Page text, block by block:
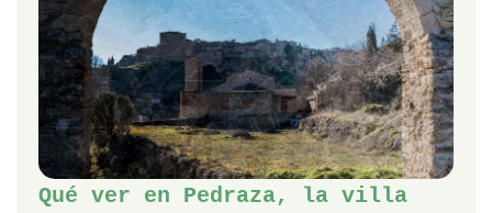
Qué ver en Pedraza, la villa